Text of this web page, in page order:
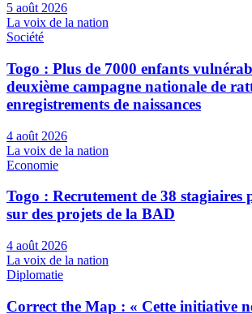
5 août 2026
La voix de la nation
Société
Togo : Plus de 7000 enfants
deuxième campagne nationale de
enregistrements de naissances
4 août 2026
La voix de la nation
Economie
Togo : Recrutement de 38 stagiaires
sur des projets de la BAD
4 août 2026
La voix de la nation
Diplomatie
Correct the Map : « Cette initiative